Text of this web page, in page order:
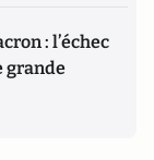
: l’échec
grande